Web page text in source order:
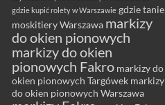
gdzie kupić rolety w Warszawie gdzie tanie
moskitiery Warszawa markizy
do okien pionowych
markizy do okien
pionowych Fakro markizy do
okien pionowych Targówek markizy
do okien pionowych Warszawa